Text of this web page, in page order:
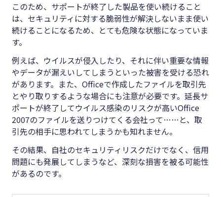
このため、サポートが終了した製品を使い続けること
は、セキュリティに対する脆弱性が解決しないまま使い
続けることになるため、とても危険な状態になっていま
す。
例えば、ウイルスが侵入したり、それに伴い重要な情報
やデータが漏えいしてしまうといった被害を受ける恐れ
があります。また、Officeで作成したファイルを取引先
とやり取りするような場合にも注意が必要です。延長サ
ポートが終了してウイルス感染のリスクが高いOffice
2007のファイルを送りつけてくる会社って……と、取
引先の相手に思われてしまうかも知れません。
その結果、自社のセキュリティリスクだけでなく、信用
問題にも発展してしまうなど、深刻な損害を被る可能性
があるのです。